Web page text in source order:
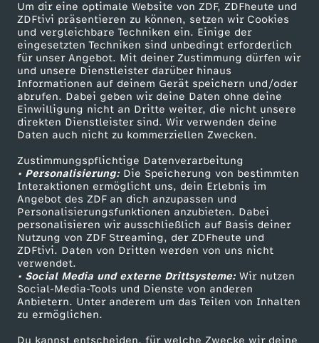
Um dir eine optimale Website von ZDF, ZDFheute und
ZDFtivi präsentieren zu können, setzen wir Cookies
und vergleichbare Techniken ein. Einige der
eingesetzten Techniken sind unbedingt erforderlich
für unser Angebot. Mit deiner Zustimmung dürfen wir
und unsere Dienstleister darüber hinaus
Informationen auf deinem Gerät speichern und/oder
abrufen. Dabei geben wir deine Daten ohne deine
Einwilligung nicht an Dritte weiter, die nicht unsere
direkten Dienstleister sind. Wir verwenden deine
Daten auch nicht zu kommerziellen Zwecken.
Zustimmungspflichtige Datenverarbeitung
• Personalisierung:Die Speicherung von bestimmten
Interaktionen ermöglicht uns, dein Erlebnis im
Angebot des ZDF an dich anzupassen und
Personalisierungsfunktionen anzubieten. Dabei
personalisieren wir ausschließlich auf Basis deiner
Nutzung von ZDF Streaming, der ZDFheute und
ZDFtivi. Daten von Dritten werden von uns nicht
verwendet.
• Social Media und externe Drittsysteme:Wir nutzen
Social-Media-Tools und Dienste von anderen
Anbietern. Unter anderem um das Teilen von Inhalten
zu ermöglichen.
Du kannst entscheiden, für welche Zwecke wir deine
-
G
U
T
E
N
M
O
R
G
Mehr ZDF
ZDF-Apps
Smart TV
ZDFtext
Livestreams
Sendungen A-Z
TV-Programm
Service
ZDFmitreden
Kontakt zum ZDF
Tickets
Zuschauerservice
Hilfe
ZDF Unternehmen
Karriere